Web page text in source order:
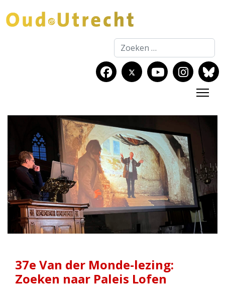
Zoeken
37e Van der Monde-lezing:
Zoeken naar Paleis Lofen